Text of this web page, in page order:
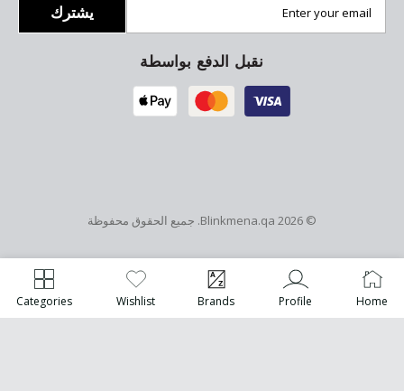
يشترك
نقبل الدفع بواسطة
© 2026
Blinkmena.qa. جميع الحقوق محفوظة
Home
Profile
Brands
Wishlist
Categories